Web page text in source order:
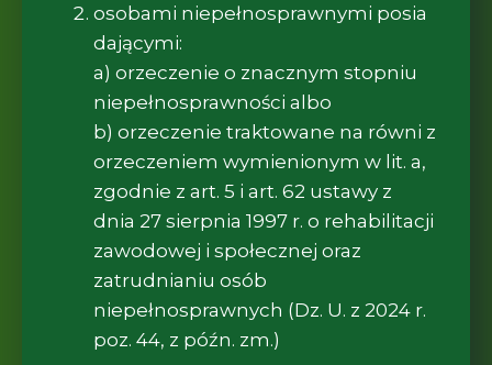
osobami niepełnosprawnymi posia
dającymi:
a) orzeczenie o znacznym stopniu
niepełnosprawności albo
b) orzeczenie traktowane na równi z
orzeczeniem wymienionym w lit. a,
zgodnie z art. 5 i art. 62 ustawy z
dnia 27 sierpnia 1997 r. o rehabilitacji
zawodowej i społecznej oraz
zatrudnianiu osób
niepełnosprawnych (Dz. U. z 2024 r.
poz. 44, z późn. zm.)